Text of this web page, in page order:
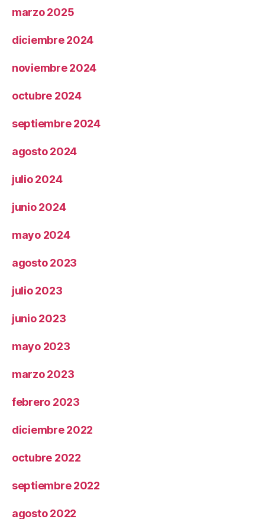
marzo 2025
diciembre 2024
noviembre 2024
octubre 2024
septiembre 2024
agosto 2024
julio 2024
junio 2024
mayo 2024
agosto 2023
julio 2023
junio 2023
mayo 2023
marzo 2023
febrero 2023
diciembre 2022
octubre 2022
septiembre 2022
agosto 2022